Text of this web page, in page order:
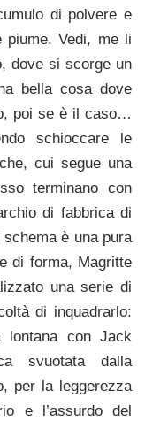
di polvere e
piume. Vedi, me li
dove si scorge un
bella cosa dove
poi se è il caso…
schioccare le
cui segue una
terminano con
di fabbrica di
è una pura
di forma, Magritte
una serie di
di inquadrarlo:
lontana con Jack
svuotata dalla
per la leggerezza
e l’assurdo del